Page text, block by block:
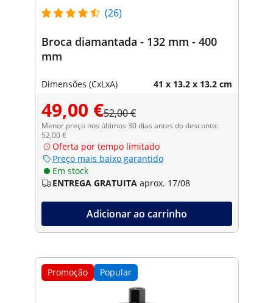
(26)
Broca diamantada - 132 mm - 400
mm
Dimensões (CxLxA) 41 x 13.2 x 13.2 cm
49,00 €52,00 €
Menor preço nos últimos 30 dias antes do desconto:
52,00 €
Oferta por tempo limitado
Preço mais baixo garantido
Em stock
ENTREGA GRATUITA aprox. 17/08
Adicionar ao carrinho
Promoção Popular